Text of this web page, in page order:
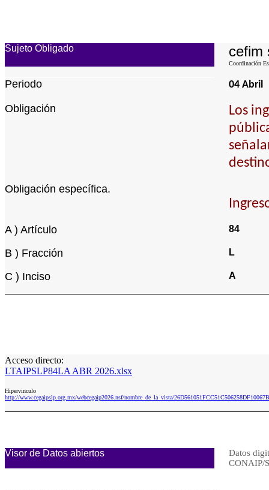
Sujeto Obligado cefim
Coordinación
Periodo 04 Abril
Obligación
Los
Obligación específica.
A ) Artículo 84
B ) Fracción L
C ) Inciso A
Acceso directo:
LTAIPSLP84LA ABR 2026.xlsx
Hipervinculo
http://www.cegaipslp.org.mx/webcegaip2026.nsf/nombre_de_la_vista/
Visor de Datos abiertos
Datos
CONAIP/